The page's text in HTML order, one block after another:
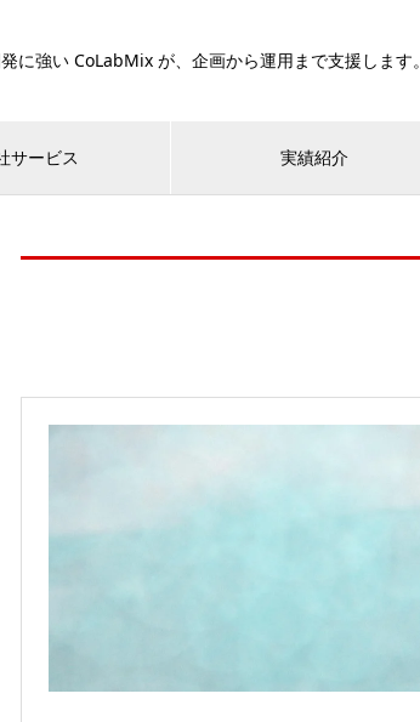
に強い CoLabMix が、企画から運用まで支援します。
サービス 実績紹介